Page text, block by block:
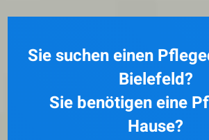
Sie suchen einen
Bielefeld?
Sie benötigen eine
Hause?